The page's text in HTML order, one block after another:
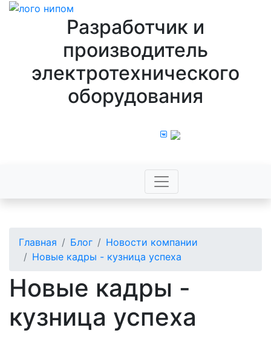
Разработчик и
производитель
электротехнического
оборудования
Главная Блог
Новости компании
Новые кадры - кузница успеха
Новые кадры -
кузница успеха